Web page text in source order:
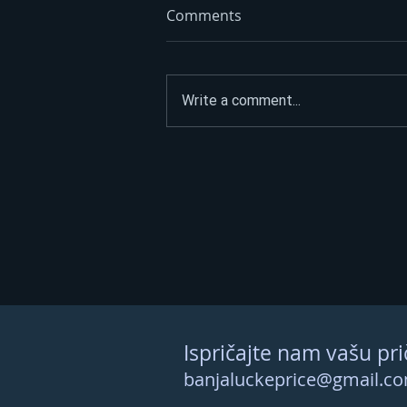
Comments
Write a comment...
Ispričajte nam vašu